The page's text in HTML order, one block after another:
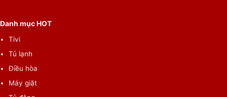
Danh mục HOT
Tivi
Tủ lạnh
Điều hòa
Máy giặt